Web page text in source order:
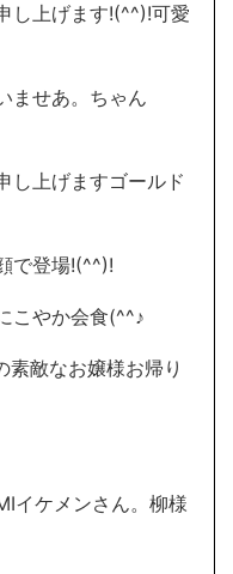
し上げます!(^^)!可愛
ませあ。ちゃん
し上げますゴールド
で登場!(^^)!
こやか会食(^^♪
敵なお嬢様お帰り
イケメンさん。柳様